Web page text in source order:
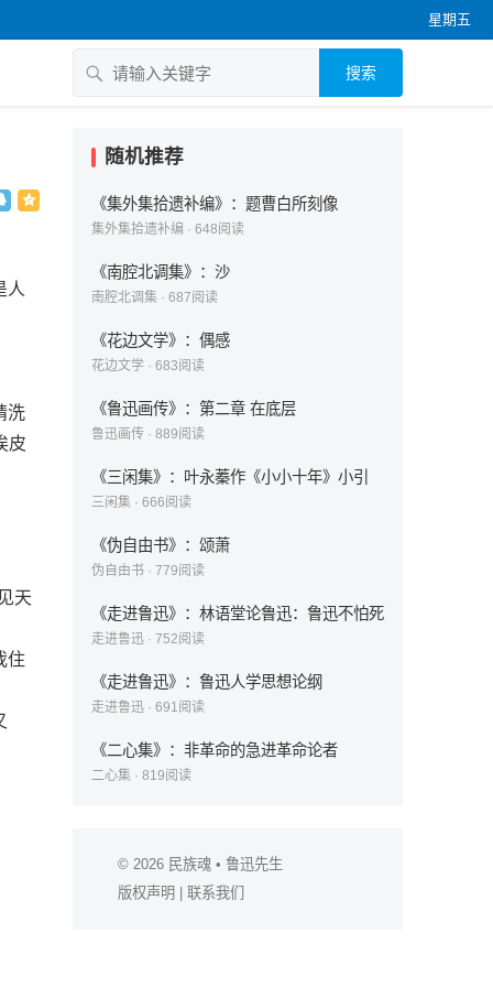
星期五
搜索
人
洗
皮
天
住
随机推荐
《集外集拾遗补编》：题曹白所刻像
集外集拾遗补编 · 648阅读
《南腔北调集》：沙
南腔北调集 · 687阅读
《花边文学》：偶感
花边文学 · 683阅读
《鲁迅画传》：第二章 在底层
鲁迅画传 · 889阅读
《三闲集》：叶永蓁作《小小十年》小引
三闲集 · 666阅读
《伪自由书》：颂萧
伪自由书 · 779阅读
《走进鲁迅》：林语堂论鲁迅：鲁迅不怕死
走进鲁迅 · 752阅读
《走进鲁迅》：鲁迅人学思想论纲
走进鲁迅 · 691阅读
《二心集》：非革命的急进革命论者
二心集 · 819阅读
© 2026 民族魂 • 鲁迅先生
版权声明
联系我们